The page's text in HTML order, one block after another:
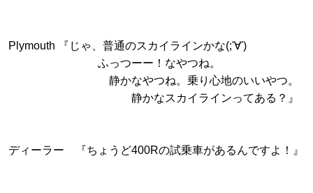
Plymouth 『じゃ、普通のスカイラインかな(;'∀')
ふっつーー！なやつね。
静かなやつね。乗り心地のいいやつ。
静かなスカイラインってある？』
ディーラー 『ちょうど400Rの試乗車があるんですよ！』